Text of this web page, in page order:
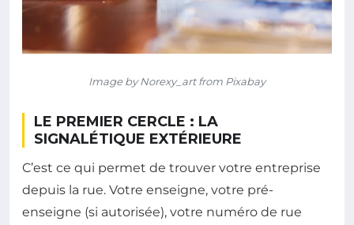
Image by Norexy_art from Pixabay
LE PREMIER CERCLE : LA
SIGNALÉTIQUE EXTÉRIEURE
C’est ce qui permet de trouver votre entreprise
depuis la rue. Votre enseigne, votre pré-
enseigne (si autorisée), votre numéro de rue